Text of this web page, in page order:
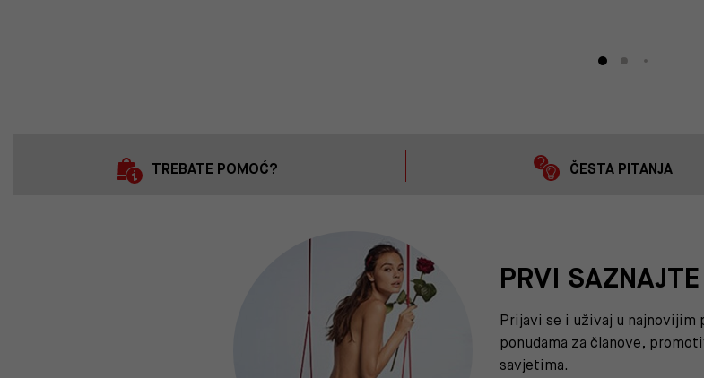
TREBATE POMOĆ? ČESTA PITANJA
PRVI
Prijavi se i uživaj u najnovijim
ponudama za članove,
savjetima.